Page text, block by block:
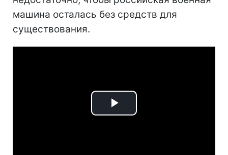
машина осталась без средств для
существования.
Play